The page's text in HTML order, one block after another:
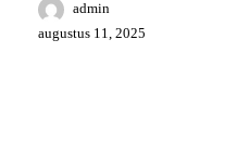
admin
augustus 11, 2025